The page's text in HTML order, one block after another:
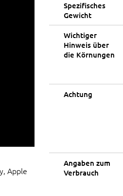
Apple
Spezifisches
Gewicht
Wichtiger
Hinweis über
die Körnungen
Achtung
Angaben zum
Verbrauch